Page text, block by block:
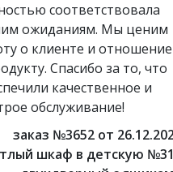
соответствовала
ожиданиям. Мы ценим
о клиенте и отношение
Спасибо за то, что
качественное и
обслуживание!
заказ №3652 от
шкаф в детскую